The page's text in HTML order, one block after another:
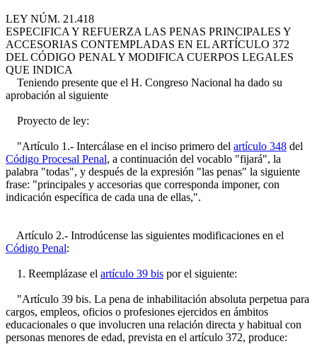
LEY NÚM. 21.418
ESPECIFICA Y REFUERZA LAS PENAS PRINCIPALES Y
ACCESORIAS CONTEMPLADAS EN EL ARTÍCULO 372
DEL CÓDIGO PENAL Y MODIFICA CUERPOS LEGALES
QUE INDICA
Teniendo presente que el H. Congreso Nacional ha dado su
aprobación al siguiente
Proyecto de ley:
"Artículo 1.- Intercálase en el inciso primero del artículo 348 del
Código Procesal Penal, a continuación del vocablo "fijará", la
palabra "todas", y después de la expresión "las penas" la siguiente
frase: "principales y accesorias que corresponda imponer, con
indicación específica de cada una de ellas,".
Artículo 2.- Introdúcense las siguientes modificaciones en el
Código Penal:
1. Reemplázase el artículo 39 bis por el siguiente:
"Artículo 39 bis. La pena de inhabilitación absoluta perpetua para
cargos, empleos, oficios o profesiones ejercidos en ámbitos
educacionales o que involucren una relación directa y habitual con
personas menores de edad, prevista en el artículo 372, produce: